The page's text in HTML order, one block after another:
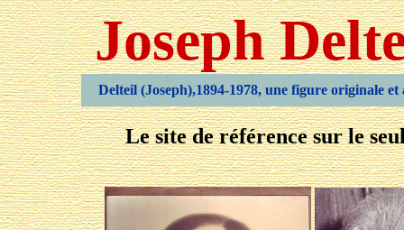
Joseph
Delteil (Joseph),1894-1978, une figure originale
Le site de référence sur le